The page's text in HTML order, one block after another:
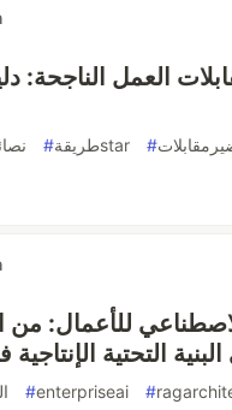
العمل الناجحة:
# طريقةstar #
للأعمال: من
التحتية الإنتاجية في 2025-
#enterpriseai #